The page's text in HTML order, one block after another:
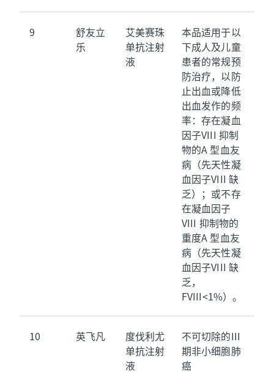
9
舒友立
乐
艾美赛珠
单抗注射
液
本品适用于以
下成人及儿童
患者的常规预
防治疗，以防
止出血或降低
出血发作的频
率：存在凝血
因子VIII 抑制
物的A 型血友
病（先天性凝
血因子VIII 缺
乏）；或不存
在凝血因子
VIII 抑制物的
重度A 型血友
病（先天性凝
血因子VIII 缺
乏，
FVIII<1%）。
10 英飞凡
度伐利尤
单抗注射
液
不可切除的III
期非小细胞肺
癌